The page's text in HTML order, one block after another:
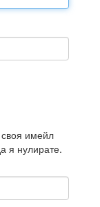
имейл
я нулирате.